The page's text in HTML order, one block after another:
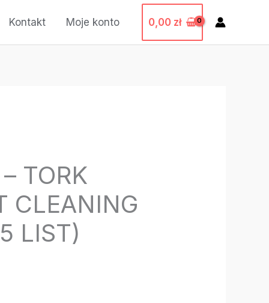
Kontakt Moje konto 0,00 zł
TORK
CLEANING
LIST)